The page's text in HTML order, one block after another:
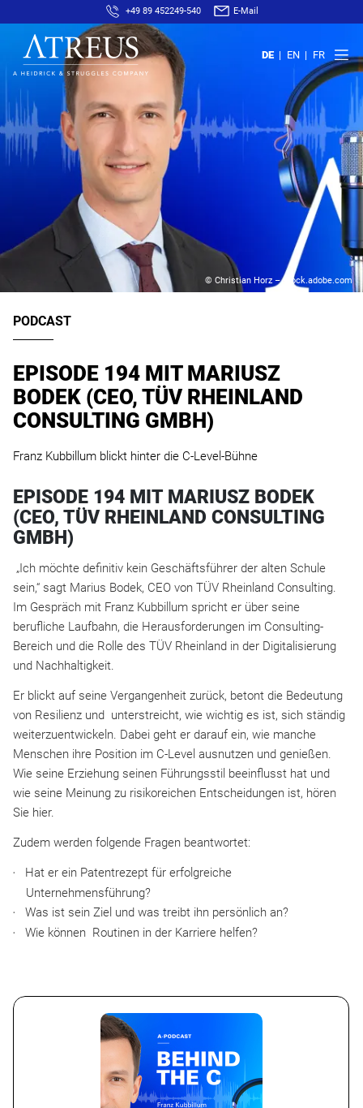
+49 89 452249-540 E-Mail
DE EN FR
© Christian Horz – stock.adobe.com
PODCAST
EPISODE 194 MIT MARIUSZ
BODEK (CEO, TÜV RHEINLAND
CONSULTING GMBH)
Franz Kubbillum blickt hinter die C-Level-Bühne
EPISODE 194 MIT MARIUSZ BODEK
(CEO, TÜV RHEINLAND CONSULTING
GMBH)
„Ich möchte definitiv kein Geschäftsführer der alten Schule
sein,“ sagt Marius Bodek, CEO von TÜV Rheinland Consulting.
Im Gespräch mit Franz Kubbillum spricht er über seine
berufliche Laufbahn, die Herausforderungen im Consulting-
Bereich und die Rolle des TÜV Rheinland in der Digitalisierung
und Nachhaltigkeit.
Er blickt auf seine Vergangenheit zurück, betont die Bedeutung
von Resilienz und unterstreicht, wie wichtig es ist, sich ständig
weiterzuentwickeln. Dabei geht er darauf ein, wie manche
Menschen ihre Position im C-Level ausnutzen und genießen.
Wie seine Erziehung seinen Führungsstil beeinflusst hat und
wie seine Meinung zu risikoreichen Entscheidungen ist, hören
Sie hier.
Zudem werden folgende Fragen beantwortet:
Hat er ein Patentrezept für erfolgreiche
Unternehmensführung?
Was ist sein Ziel und was treibt ihn persönlich an?
Wie können Routinen in der Karriere helfen?